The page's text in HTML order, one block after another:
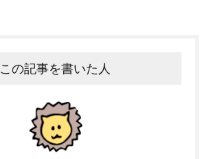
この記事を書いた人